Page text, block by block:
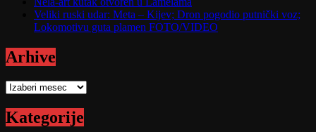
Veliki ruski udar: Meta – Kijev; Dron pogodio putnički voz;
Lokomotivu guta plamen FOTO/VIDEO
Arhive
Arhive
Kategorije